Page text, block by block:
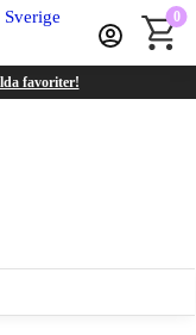
0
favoriter!